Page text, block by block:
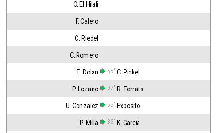
O. El Hilali
F. Calero
C. Riedel
C. Romero
T. Dolan 65' C. Pickel
P. Lozano 87' R. Terrats
U. Gonzalez 65' Exposito
P. Milla 86' K. Garcia